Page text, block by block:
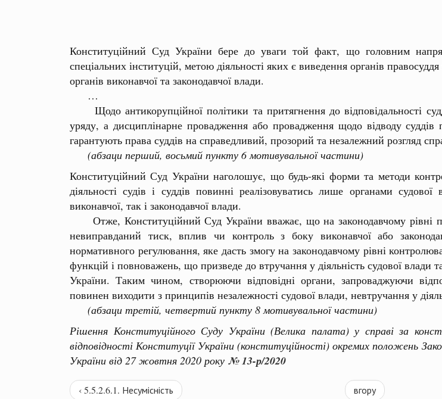
Конституційний Суд України бере до уваги той факт, що головним
спеціальних інституцій, метою діяльності яких є виведення органів
органів виконавчої та законодавчої влади.
…
Щодо антикорупційної політики та притягнення до відповідальності
уряду, а дисциплінарне провадження або провадження щодо відводу
гарантують права суддів на справедливий, прозорий та незалежний розгляд
(абзаци перший, восьмий пункту 6 мотивувальної частини)
Конституційний Суд України наголошує, що будь-які форми та методи
діяльності судів і суддів повинні реалізовуватись лише органами
виконавчої, так і законодавчої влади.
Отже, Конституційний Суд України вважає, що на законодавчому рівні
невиправданий тиск, вплив чи контроль з боку виконавчої або
нормативного регулювання, яке дасть змогу на законодавчому рівні
функцій і повноважень, що призведе до втручання у діяльність судової влади
України. Таким чином, створюючи відповідні органи, запроваджуючи
повинен виходити з принципів незалежності судової влади, невтручання у
(абзаци третій, четвертий пункту 8 мотивувальної частини)
Рішення Конституційного Суду України (Велика палата) у справі за
відповідності Конституції України (конституційності) окремих положень
України від 27 жовтня 2020 року № 13-р/2020
‹ 5.5.2.6.1. Несумісність вгору